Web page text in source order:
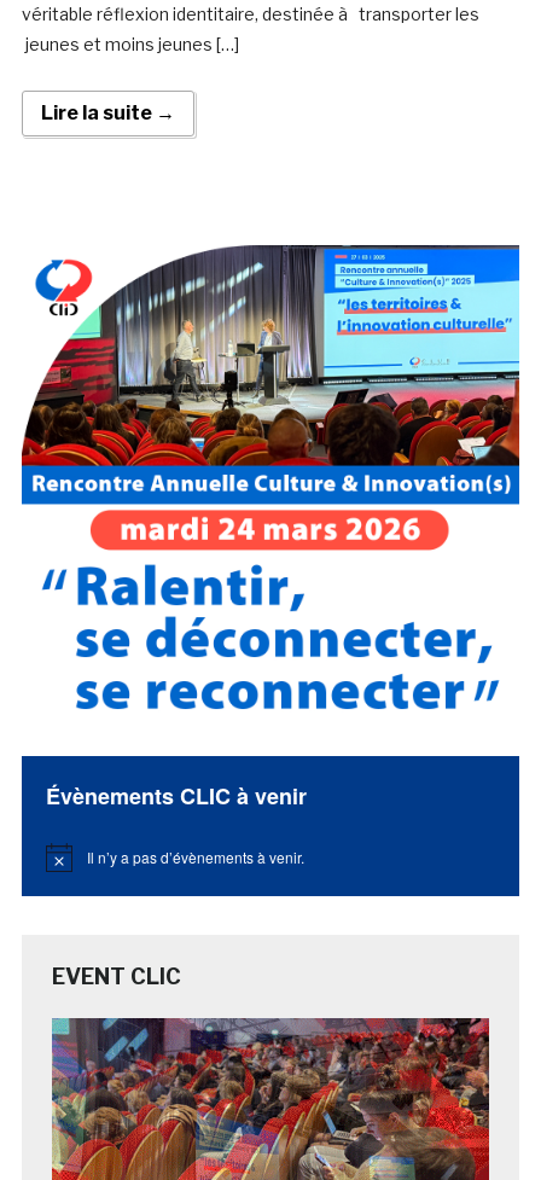
véritable réflexion identitaire, destinée à transporter les
jeunes et moins jeunes […]
Lire la suite →
Évènements CLIC à venir
Notice Il n’y a pas d’évènements à venir.
EVENT CLIC